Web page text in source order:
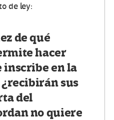
de ley:
de qué
hacer
inscribe en la
sus
del
no quiere